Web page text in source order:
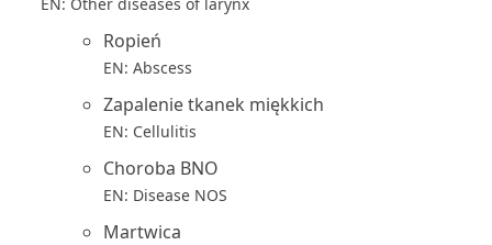
Ropień
EN: Abscess
Zapalenie tkanek miękkich
EN: Cellulitis
Choroba BNO
EN: Disease NOS
Martwica